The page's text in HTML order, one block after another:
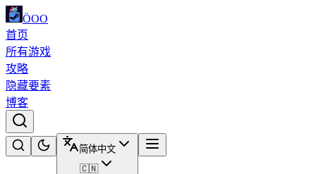
ÖOO
首页
所有游戏
攻略
隐藏要素
博客
简体中文
🇨🇳